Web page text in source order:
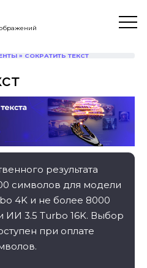
» СОКРАТИТЬ ТЕКСТ
результата
символов для модели
4K и не более 8000
ИИ 3.5 Turbo 16K. Выбор
при оплате